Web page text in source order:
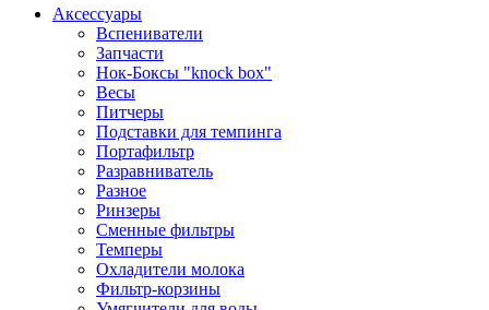
Аксессуары
Вспениватели
Запчасти
Нок-Боксы "knock box"
Весы
Питчеры
Подставки для темпинга
Портафильтр
Разравниватель
Разное
Ринзеры
Сменные фильтры
Темперы
Охладители молока
Фильтр-корзины